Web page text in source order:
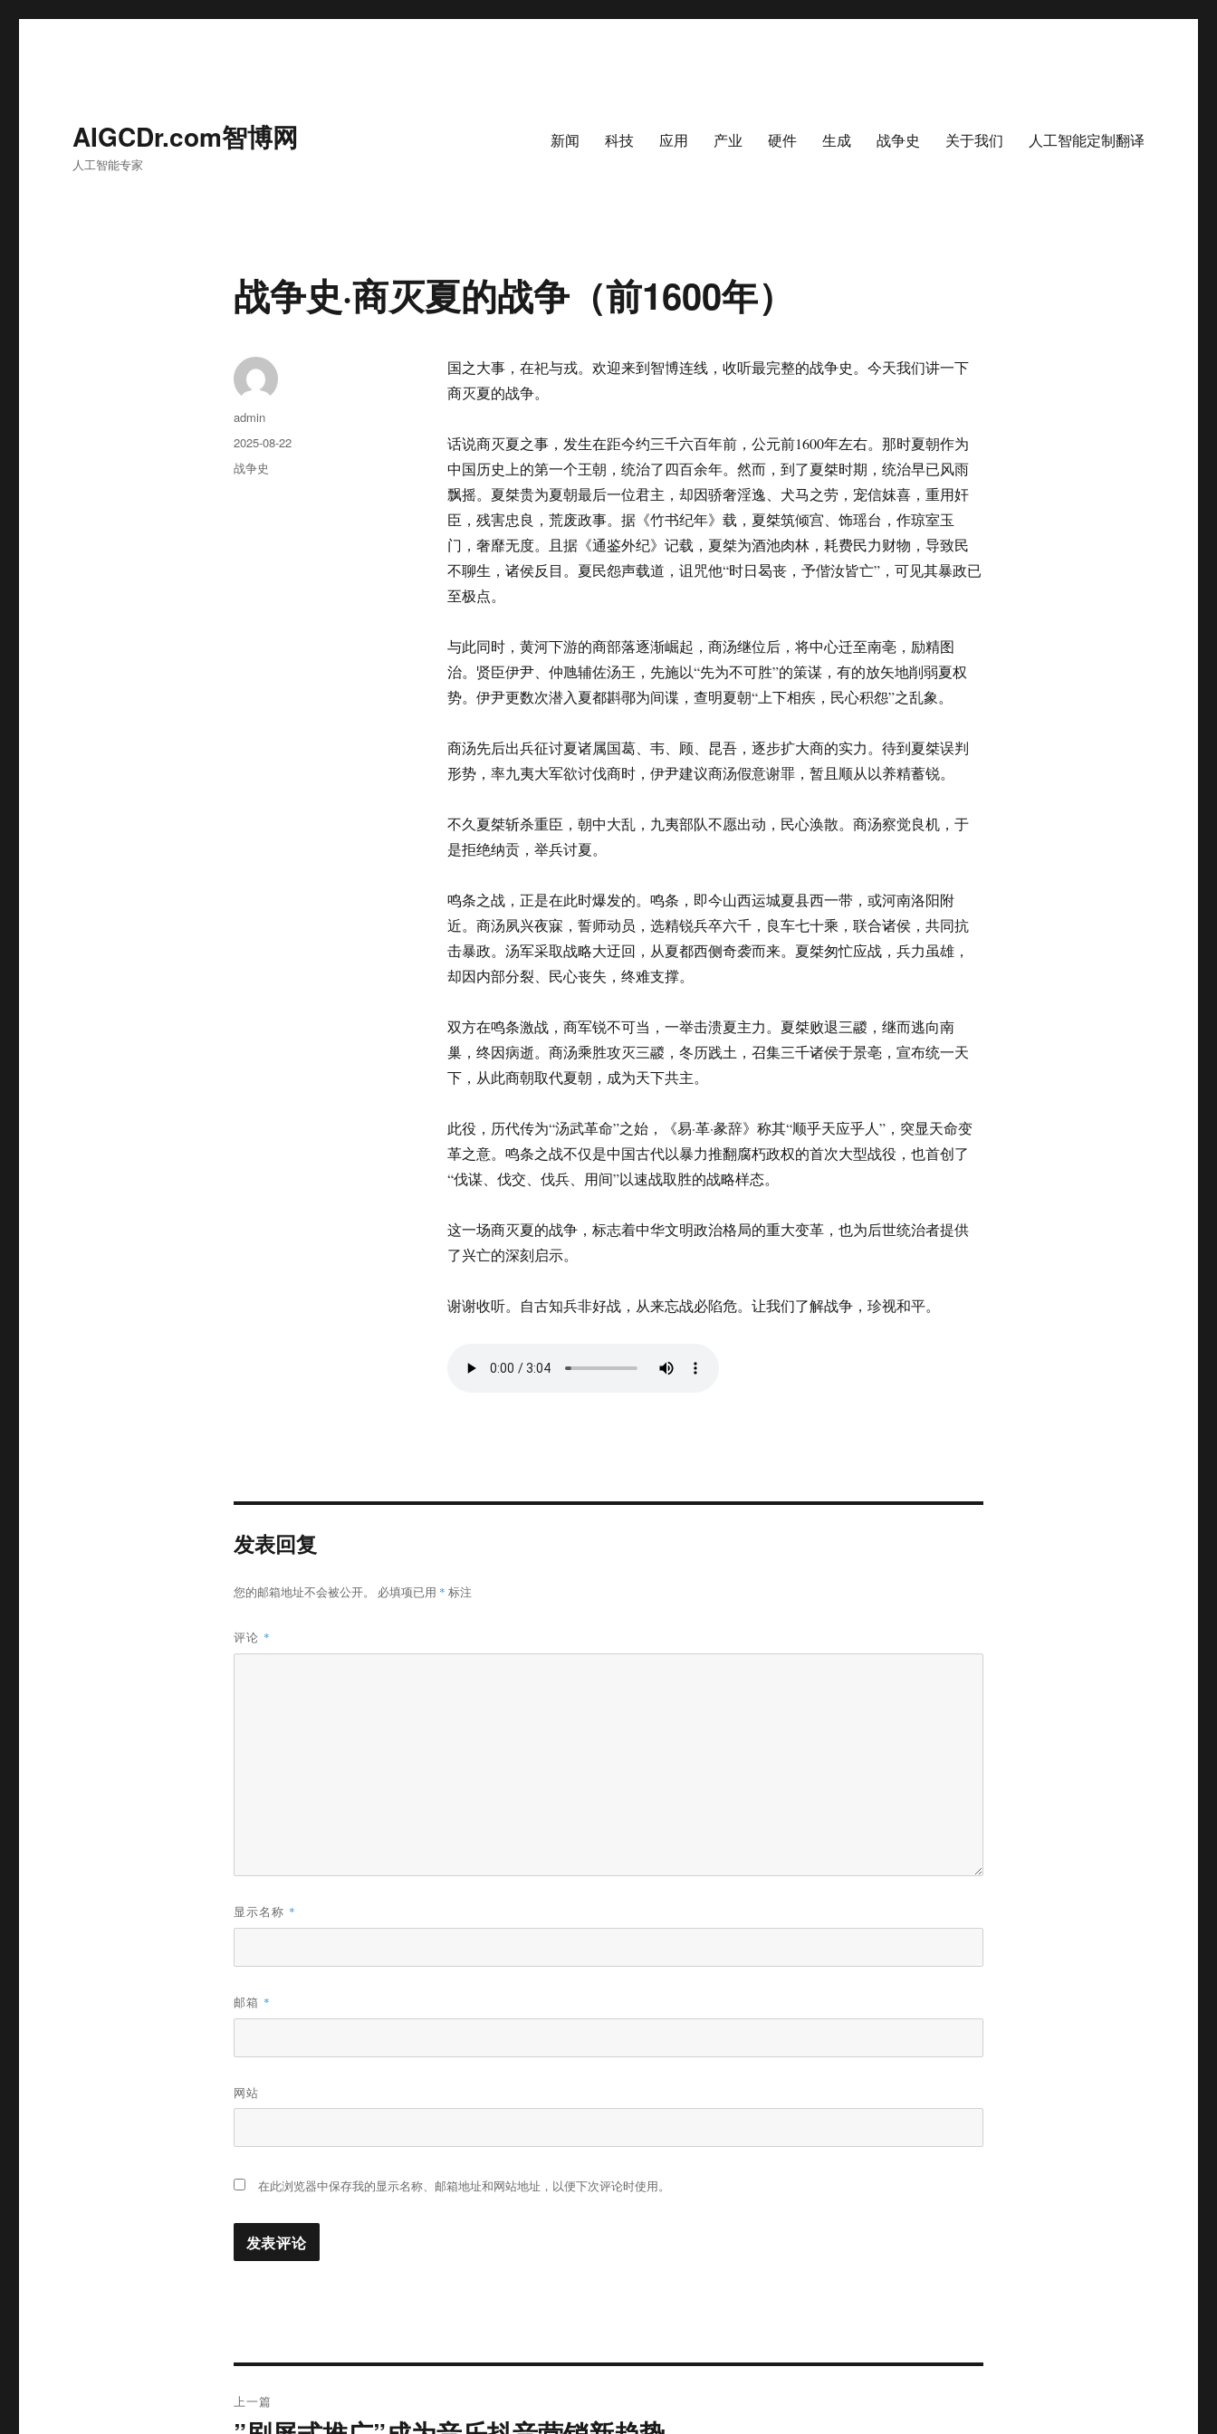
AIGCDr.com智博网
人工智能专家
新闻 科技 应用 产业 硬件 生成 战争史 关于我们 人工智能定制翻译
战争史·商灭夏的战争（前1600年）
国之大事，在祀与戎。欢迎来到智博连线，收听最完整的战争史。今天我们讲一下
商灭夏的战争。
话说商灭夏之事，发生在距今约三千六百年前，公元前1600年左右。那时夏朝作为
中国历史上的第一个王朝，统治了四百余年。然而，到了夏桀时期，统治早已风雨
飘摇。夏桀贵为夏朝最后一位君主，却因骄奢淫逸、犬马之劳，宠信妺喜，重用奸
臣，残害忠良，荒废政事。据《竹书纪年》载，夏桀筑倾宫、饰瑶台，作琼室玉
门，奢靡无度。且据《通鉴外纪》记载，夏桀为酒池肉林，耗费民力财物，导致民
不聊生，诸侯反目。夏民怨声载道，诅咒他“时日曷丧，予偕汝皆亡”，可见其暴政已
至极点。
与此同时，黄河下游的商部落逐渐崛起，商汤继位后，将中心迁至南亳，励精图
治。贤臣伊尹、仲虺辅佐汤王，先施以“先为不可胜”的策谋，有的放矢地削弱夏权
势。伊尹更数次潜入夏都斟鄩为间谍，查明夏朝“上下相疾，民心积怨”之乱象。
商汤先后出兵征讨夏诸属国葛、韦、顾、昆吾，逐步扩大商的实力。待到夏桀误判
形势，率九夷大军欲讨伐商时，伊尹建议商汤假意谢罪，暂且顺从以养精蓄锐。
不久夏桀斩杀重臣，朝中大乱，九夷部队不愿出动，民心涣散。商汤察觉良机，于
是拒绝纳贡，举兵讨夏。
鸣条之战，正是在此时爆发的。鸣条，即今山西运城夏县西一带，或河南洛阳附
近。商汤夙兴夜寐，誓师动员，选精锐兵卒六千，良车七十乘，联合诸侯，共同抗
击暴政。汤军采取战略大迂回，从夏都西侧奇袭而来。夏桀匆忙应战，兵力虽雄，
却因内部分裂、民心丧失，终难支撑。
双方在鸣条激战，商军锐不可当，一举击溃夏主力。夏桀败退三鬷，继而逃向南
巢，终因病逝。商汤乘胜攻灭三鬷，冬历践土，召集三千诸侯于景亳，宣布统一天
下，从此商朝取代夏朝，成为天下共主。
此役，历代传为“汤武革命”之始，《易·革·彖辞》称其“顺乎天应乎人”，突显天命变
革之意。鸣条之战不仅是中国古代以暴力推翻腐朽政权的首次大型战役，也首创了
“伐谋、伐交、伐兵、用间”以速战取胜的战略样态。
这一场商灭夏的战争，标志着中华文明政治格局的重大变革，也为后世统治者提供
了兴亡的深刻启示。
谢谢收听。自古知兵非好战，从来忘战必陷危。让我们了解战争，珍视和平。
作
者
admin
发
布
于
2025-08-22
分
战争史
发表回复
您的邮箱地址不会被公开。 必填项已用 * 标注
评论 *
显示名称 *
邮箱 *
网站
在此浏览器中保存我的显示名称、邮箱地址和网站地址，以便下次评论时使用。
章
上一篇
上